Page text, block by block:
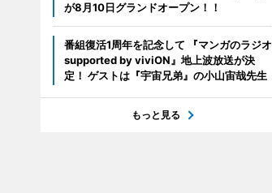
が8月10日グランドオープン！！
番組復活1周年を記念して 『マンガのラジオ
supported by viviON』地上波放送が決
定！ ゲストは『宇宙兄弟』の小山宙哉先生
もっと見る